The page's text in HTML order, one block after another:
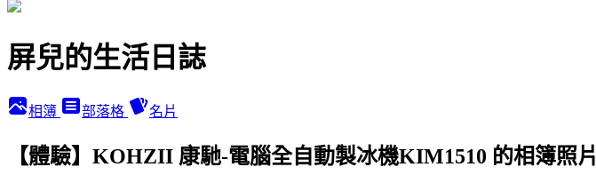
屏兒的生活日誌
相簿 部落格 名片
【體驗】KOHZII 康馳-電腦全自動製冰機KIM1510 的相簿照片